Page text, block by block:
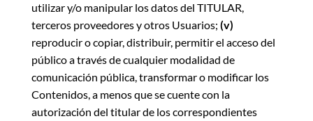
utilizar y/o manipular los datos del TITULAR,
terceros proveedores y otros Usuarios; (v)
reproducir o copiar, distribuir, permitir el acceso del
público a través de cualquier modalidad de
comunicación pública, transformar o modificar los
Contenidos, a menos que se cuente con la
autorización del titular de los correspondientes